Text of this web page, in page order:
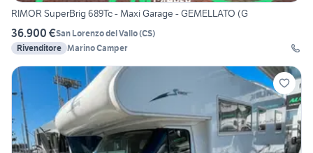
RIMOR SuperBrig 689Tc - Maxi Garage - GEMELLATO (G
36.900 €San Lorenzo del Vallo(CS)
Rivenditore Marino Camper